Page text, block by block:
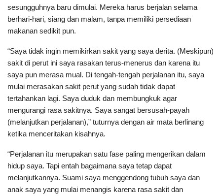
sesungguhnya baru dimulai. Mereka harus berjalan selama
berhari-hari, siang dan malam, tanpa memiliki persediaan
makanan sedikit pun.
“Saya tidak ingin memikirkan sakit yang saya derita. (Meskipun)
sakit di perut ini saya rasakan terus-menerus dan karena itu
saya pun merasa mual. Di tengah-tengah perjalanan itu, saya
mulai merasakan sakit perut yang sudah tidak dapat
tertahankan lagi. Saya duduk dan membungkuk agar
mengurangi rasa sakitnya. Saya sangat bersusah-payah
(melanjutkan perjalanan),” tuturnya dengan air mata berlinang
ketika menceritakan kisahnya.
“Perjalanan itu merupakan satu fase paling mengerikan dalam
hidup saya. Tapi entah bagaimana saya tetap dapat
melanjutkannya. Suami saya menggendong tubuh saya dan
anak saya yang mulai menangis karena rasa sakit dan